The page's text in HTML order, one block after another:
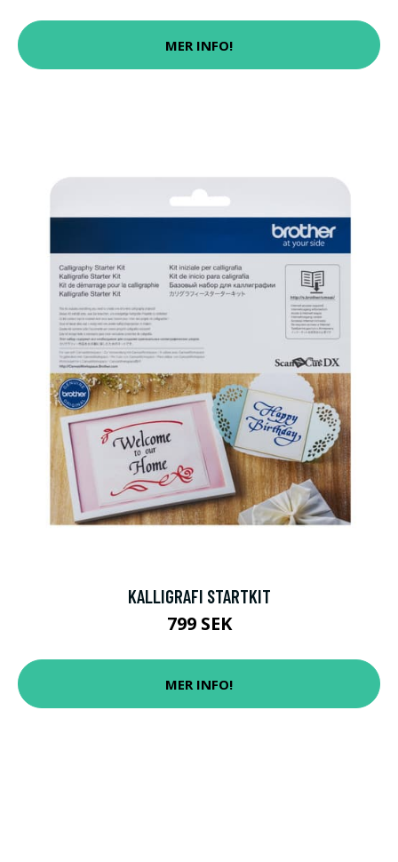
MER INFO!
KALLIGRAFI STARTKIT
799 SEK
MER INFO!